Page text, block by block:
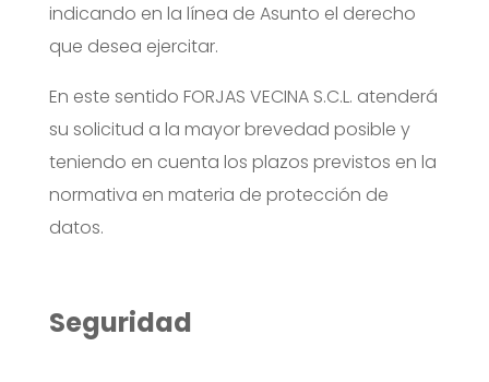
indicando en la línea de Asunto el derecho
que desea ejercitar.
En este sentido FORJAS VECINA S.C.L. atenderá
su solicitud a la mayor brevedad posible y
teniendo en cuenta los plazos previstos en la
normativa en materia de protección de
datos.
Seguridad